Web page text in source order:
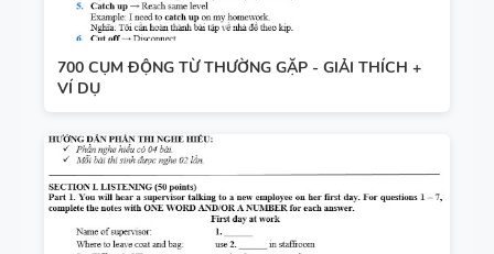
700 CỤM ĐỘNG TỪ THƯỜNG GẶP - GIẢI THÍCH +
VÍ DỤ